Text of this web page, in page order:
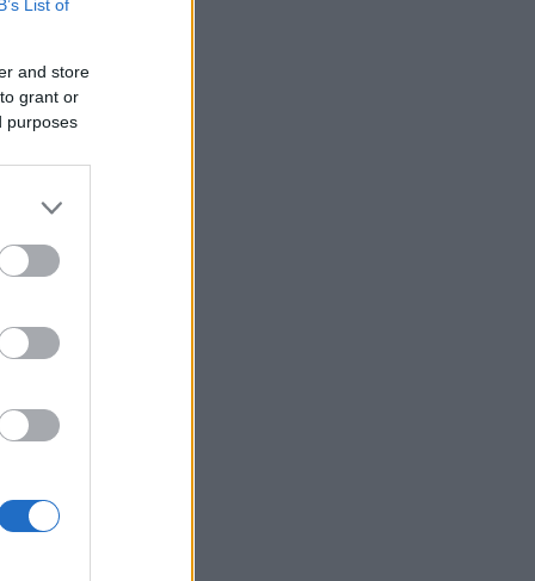
List of
and store
grant or
purposes